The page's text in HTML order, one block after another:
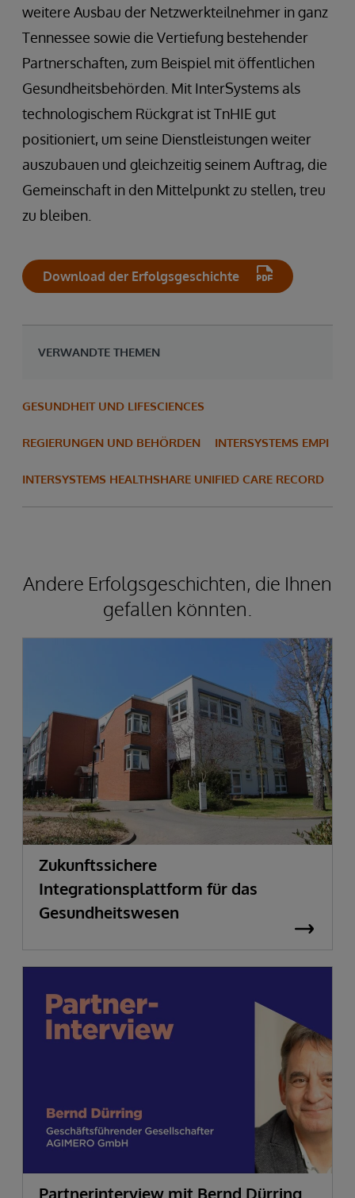
weitere Ausbau der Netzwerkteilnehmer in ganz
Tennessee sowie die Vertiefung bestehender
Partnerschaften, zum Beispiel mit öffentlichen
Gesundheitsbehörden. Mit InterSystems als
technologischem Rückgrat ist TnHIE gut
positioniert, um seine Dienstleistungen weiter
auszubauen und gleichzeitig seinem Auftrag, die
Gemeinschaft in den Mittelpunkt zu stellen, treu
zu bleiben.
Download der Erfolgsgeschichte
VERWANDTE THEMEN
GESUNDHEIT UND LIFESCIENCES
REGIERUNGEN UND BEHÖRDEN INTERSYSTEMS EMPI
INTERSYSTEMS HEALTHSHARE UNIFIED CARE RECORD
Andere Erfolgsgeschichten, die Ihnen
gefallen könnten.
Zukunftssichere
Integrationsplattform für das
Gesundheitswesen
Partnerinterview mit Bernd Dürring